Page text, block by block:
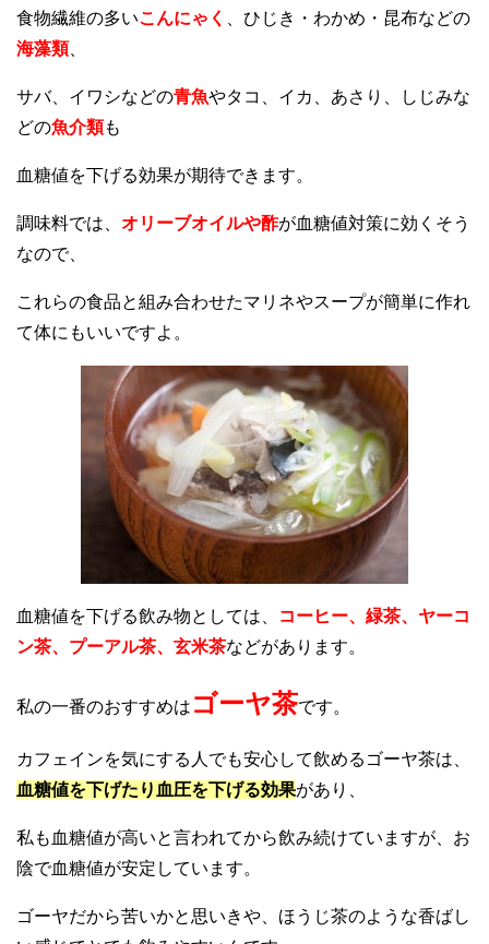
食物繊維の多いこんにゃく
、ひじき・わかめ・昆布などの
海藻類、
サバ、イワシなどの青魚やタコ、イカ、あさり、しじみな
どの魚介類も
血糖値を下げる効果が期待できます。
調味料では、 オリーブオイルや酢が血糖値対策に効くそう
なので、
これらの食品と組み合わせたマリネやスープが簡単に作れ
て体にもいいですよ。
血糖値を下げる飲み物としては、
コーヒー、緑茶、ヤーコ
ン茶、プーアル茶、玄米茶などがあります。
私の一番のおすすめは ゴーヤ茶です。
カフェインを気にする人でも安心して飲めるゴーヤ茶は、
血糖値を下げたり血圧を下げる効果があり、
私も血糖値が高いと言われてから飲み続けていますが、お
陰で血糖値が安定しています。
ゴーヤだから苦いかと思いきや、ほうじ茶のような香ばし